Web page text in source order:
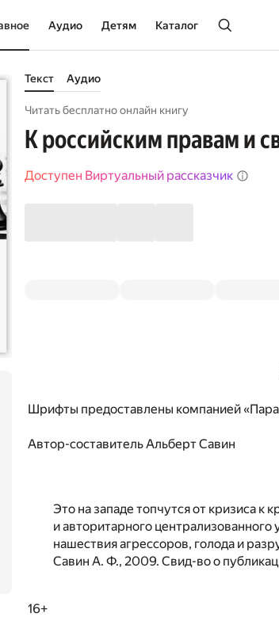
Аудио Детям Каталог
Текст Аудио
Читать бесплатно онлайн книгу
К российским правам и
Доступен Виртуальный рассказчик
Шрифты предоставлены компанией
Автор-составительАльберт Савин
Это на западе топчутся от кризиса к
и авторитарного
нашествия агрессоров, голода и
Савин А. Ф., 2009. Свид-во о
16+